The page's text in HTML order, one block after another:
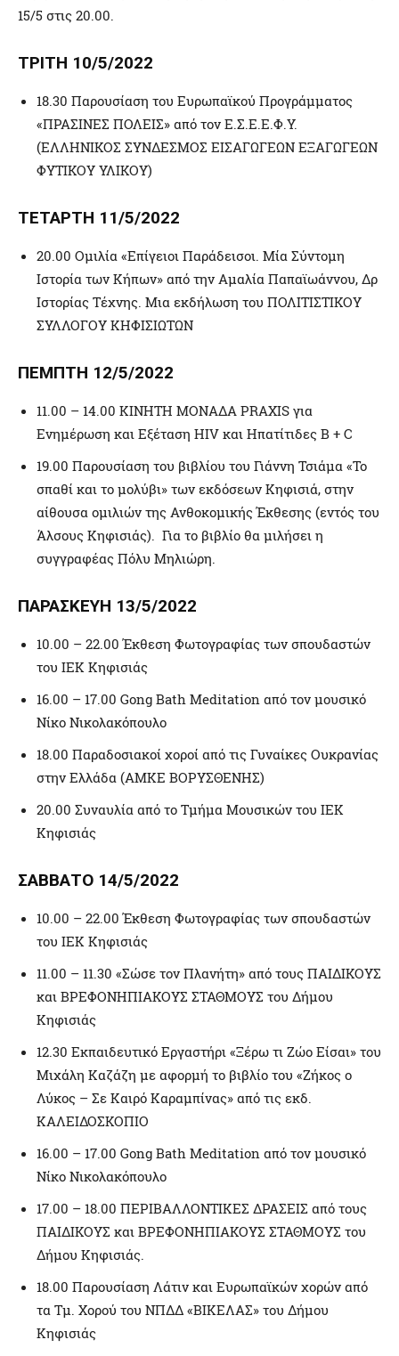
15/5 στις 20.00.
ΤΡΙΤΗ 10/5/2022
18.30 Παρουσίαση του Ευρωπαϊκού Προγράμματος
«ΠΡΑΣΙΝΕΣ ΠΟΛΕΙΣ» από τον Ε.Σ.Ε.Ε.Φ.Υ.
(ΕΛΛΗΝΙΚΟΣ ΣΥΝΔΕΣΜΟΣ ΕΙΣΑΓΩΓΕΩΝ ΕΞΑΓΩΓΕΩΝ
ΦΥΤΙΚΟΥ ΥΛΙΚΟΥ)
ΤΕΤΑΡΤΗ 11/5/2022
20.00 Ομιλία «Επίγειοι Παράδεισοι. Μία Σύντομη
Ιστορία των Κήπων» από την Αμαλία Παπαϊωάννου, Δρ
Ιστορίας Τέχνης. Μια εκδήλωση του ΠΟΛΙΤΙΣΤΙΚΟΥ
ΣΥΛΛΟΓΟΥ ΚΗΦΙΣΙΩΤΩΝ
ΠΕΜΠΤΗ 12/5/2022
11.00 – 14.00 ΚΙΝΗΤΗ ΜΟΝΑΔΑ PRAXIS για
Ενημέρωση και Εξέταση HIV και Ηπατίτιδες Β + C
19.00 Παρουσίαση του βιβλίου του Γιάννη Τσιάμα «Το
σπαθί και το μολύβι» των εκδόσεων Κηφισιά, στην
αίθουσα ομιλιών της Ανθοκομικής Έκθεσης (εντός του
Άλσους Κηφισιάς). Για το βιβλίο θα μιλήσει η
συγγραφέας Πόλυ Μηλιώρη.
ΠΑΡΑΣΚΕΥΗ 13/5/2022
10.00 – 22.00 Έκθεση Φωτογραφίας των σπουδαστών
του ΙΕΚ Κηφισιάς
16.00 – 17.00 Gong Bath Meditation από τον μουσικό
Νίκο Νικολακόπουλο
18.00 Παραδοσιακοί χοροί από τις Γυναίκες Ουκρανίας
στην Ελλάδα (ΑΜΚΕ ΒΟΡΥΣΘΕΝΗΣ)
20.00 Συναυλία από το Τμήμα Μουσικών του ΙΕΚ
Κηφισιάς
ΣΑΒΒΑΤΟ 14/5/2022
10.00 – 22.00 Έκθεση Φωτογραφίας των σπουδαστών
του ΙΕΚ Κηφισιάς
11.00 – 11.30 «Σώσε τον Πλανήτη» από τους ΠΑΙΔΙΚΟΥΣ
και ΒΡΕΦΟΝΗΠΙΑΚΟΥΣ ΣΤΑΘΜΟΥΣ του Δήμου
Κηφισιάς
12.30 Εκπαιδευτικό Εργαστήρι «Ξέρω τι Ζώο Είσαι» του
Μιχάλη Καζάζη με αφορμή το βιβλίο του «Ζήκος ο
Λύκος – Σε Καιρό Καραμπίνας» από τις εκδ.
ΚΑΛΕΙΔΟΣΚΟΠΙΟ
16.00 – 17.00 Gong Bath Meditation από τον μουσικό
Νίκο Νικολακόπουλο
17.00 – 18.00 ΠΕΡΙΒΑΛΛΟΝΤΙΚΕΣ ΔΡΑΣΕΙΣ από τους
ΠΑΙΔΙΚΟΥΣ και ΒΡΕΦΟΝΗΠΙΑΚΟΥΣ ΣΤΑΘΜΟΥΣ του
Δήμου Κηφισιάς.
18.00 Παρουσίαση Λάτιν και Ευρωπαϊκών χορών από
τα Τμ. Χορού του ΝΠΔΔ «ΒΙΚΕΛΑΣ» του Δήμου
Κηφισιάς